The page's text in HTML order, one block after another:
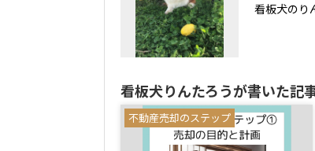
看板犬のり
看板犬りんたろうが書いた記
不動産売却のステップ